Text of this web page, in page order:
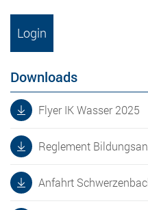
Login
Downloads
Flyer IK Wasser 2025
Reglement
Anfahrt